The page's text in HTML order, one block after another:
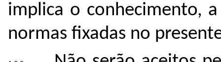
implica o conhecimento,
normas fixadas no